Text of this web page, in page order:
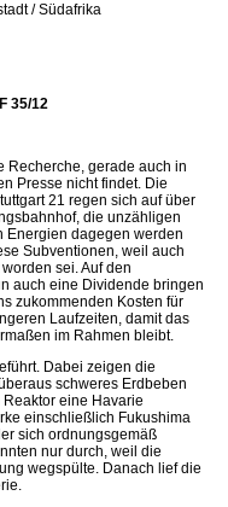
/ Südafrika
35/12
Recherche, gerade auch in
Presse nicht findet. Die
21 regen sich auf über
die unzähligen
Energien dagegen werden
Subventionen, weil auch
sei. Auf den
auch eine Dividende bringen
zukommenden Kosten für
Laufzeiten, damit das
im Rahmen bleibt.
Dabei zeigen die
schweres Erdbeben
eine Havarie
einschließlich Fukushima
sich ordnungsgemäß
nur durch, weil die
wegspülte. Danach lief die